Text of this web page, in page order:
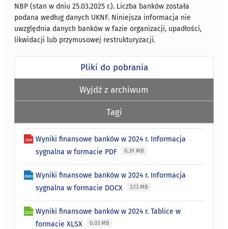
NBP (stan w dniu 25.03.2025 r.). Liczba banków została
podana według danych UKNF. Niniejsza informacja nie
uwzględnia danych banków w fazie organizacji, upadłości,
likwidacji lub przymusowej restrukturyzacji.
Pliki do pobrania
Wyjdź z archiwum
Tagi
Wyniki finansowe banków w 2024 r. Informacja
sygnalna w formacie PDF
0.39 MB
Wyniki finansowe banków w 2024 r. Informacja
sygnalna w formacie DOCX
3.13 MB
Wyniki finansowe banków w 2024 r. Tablice w
formacie XLSX
0.03 MB